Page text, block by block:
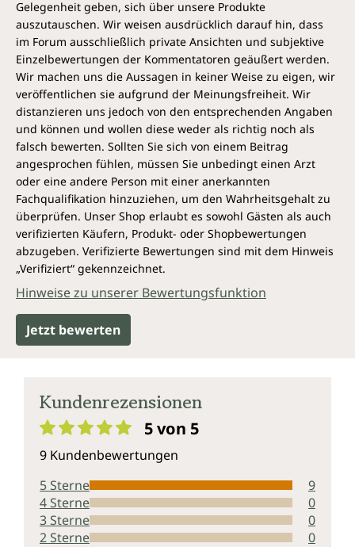
Gelegenheit geben, sich über unsere Produkte
auszutauschen. Wir weisen ausdrücklich darauf hin, dass
im Forum ausschließlich private Ansichten und subjektive
Einzelbewertungen der Kommentatoren geäußert werden.
Wir machen uns die Aussagen in keiner Weise zu eigen, wir
veröffentlichen sie aufgrund der Meinungsfreiheit. Wir
distanzieren uns jedoch von den entsprechenden Angaben
und können und wollen diese weder als richtig noch als
falsch bewerten. Sollten Sie sich von einem Beitrag
angesprochen fühlen, müssen Sie unbedingt einen Arzt
oder eine andere Person mit einer anerkannten
Fachqualifikation hinzuziehen, um den Wahrheitsgehalt zu
überprüfen. Unser Shop erlaubt es sowohl Gästen als auch
verifizierten Käufern, Produkt- oder Shopbewertungen
abzugeben. Verifizierte Bewertungen sind mit dem Hinweis
„Verifiziert“ gekennzeichnet.
Hinweise zu unserer Bewertungsfunktion
Jetzt bewerten
Kundenrezensionen
5 von 5
9 Kundenbewertungen
5 Sterne
9
4 Sterne
0
3 Sterne
0
2 Sterne
0